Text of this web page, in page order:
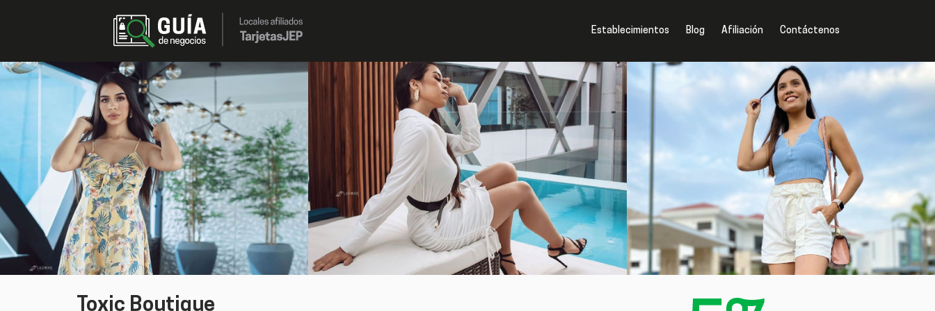
Toxic Boutique - Guia de Negocios
Establecimientos Blog Afiliación Contáctenos
Toxic Boutique